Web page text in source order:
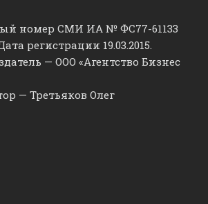
номер СМИ ИА № ФС77-61133
регистрации 19.03.2015.
— ООО «Агентство Бизнес
— Третьяков Олег